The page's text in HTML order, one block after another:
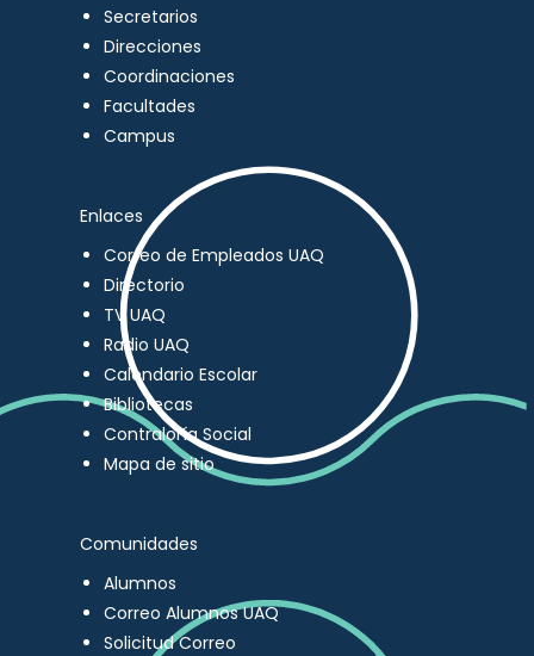
Secretarios
Direcciones
Coordinaciones
Facultades
Campus
Enlaces
Correo de Empleados UAQ
Directorio
TV UAQ
Radio UAQ
Calendario Escolar
Bibliotecas
Contraloría Social
Mapa de sitio
Comunidades
Alumnos
Correo Alumnos UAQ
Solicitud Correo